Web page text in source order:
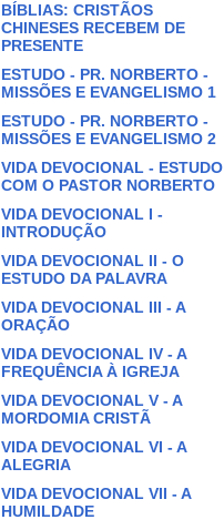
BÍBLIAS: CRISTÃOS
CHINESES RECEBEM DE
PRESENTE
ESTUDO - PR. NORBERTO -
MISSÕES E EVANGELISMO 1
ESTUDO - PR. NORBERTO -
MISSÕES E EVANGELISMO 2
VIDA DEVOCIONAL - ESTUDO
COM O PASTOR NORBERTO
VIDA DEVOCIONAL I -
INTRODUÇÃO
VIDA DEVOCIONAL II - O
ESTUDO DA PALAVRA
VIDA DEVOCIONAL III - A
ORAÇÃO
VIDA DEVOCIONAL IV - A
FREQUÊNCIA À IGREJA
VIDA DEVOCIONAL V - A
MORDOMIA CRISTÃ
VIDA DEVOCIONAL VI - A
ALEGRIA
VIDA DEVOCIONAL VII - A
HUMILDADE